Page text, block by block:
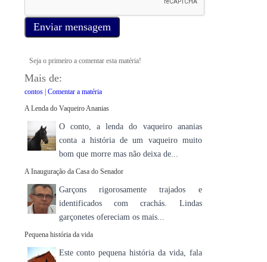
Enviar mensagem
Seja o primeiro a comentar esta matéria!
Mais de:
contos| Comentar a matéria
A Lenda do Vaqueiro Ananias
O conto, a lenda do vaqueiro ananias
conta a história de um vaqueiro muito
bom que morre mas não deixa de...
A Inauguração da Casa do Senador
Garçons rigorosamente trajados e
identificados com crachás. Lindas
garçonetes ofereciam os mais...
Pequena história da vida
Este conto pequena história da vida, fala